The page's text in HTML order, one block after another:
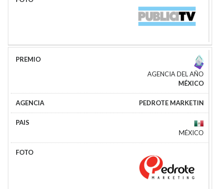
AGENCIA DEL AÑO
MÉXICO
PEDROTE MARKETIN
MÉXICO